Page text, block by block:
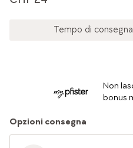
Tempo di
Non
bonus
Opzioni consegna